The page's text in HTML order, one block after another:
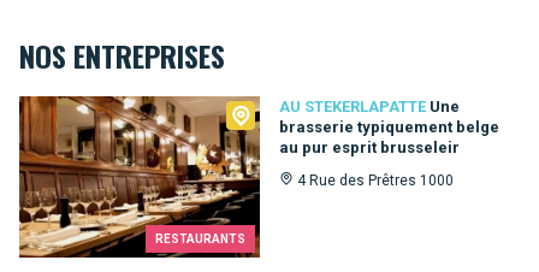
NOS ENTREPRISES
RESTAURANTS
AU STEKERLAPATTE Une
brasserie typiquement belge
au pur esprit brusseleir
4 Rue des Prêtres 1000
Au Stekerlapatte